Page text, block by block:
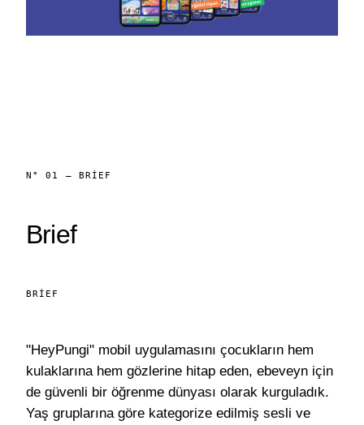
N° 01 — BRIEF
Brief
BRIEF
"HeyPungi" mobil uygulamasını çocukların hem
kulaklarına hem gözlerine hitap eden, ebeveyn için
de güvenli bir öğrenme dünyası olarak kurguladık.
Yaş gruplarına göre kategorize edilmiş sesli ve